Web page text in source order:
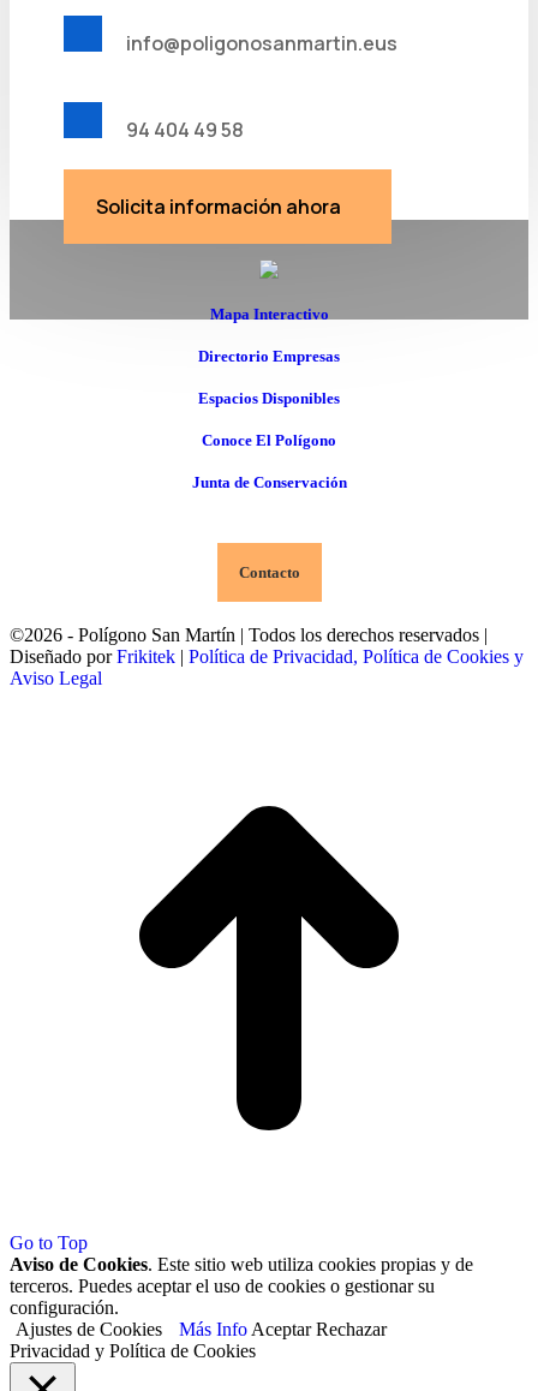
info@poligonosanmartin.eus
94 404 49 58
Solicita información ahora
Mapa Interactivo
Directorio Empresas
Espacios Disponibles
Conoce El Polígono
Junta de Conservación
Contacto
©2026 - Polígono San Martín | Todos los derechos reservados |
Diseñado porFrikitek | Política de Privacidad, Política de Cookies y
Aviso Legal
Go to Top
Aviso de Cookies. Este sitio web utiliza cookies propias y de
terceros. Puedes aceptar el uso de cookies o gestionar su
configuración.
Ajustes de Cookies
Más Info Aceptar Rechazar
Privacidad y Política de Cookies